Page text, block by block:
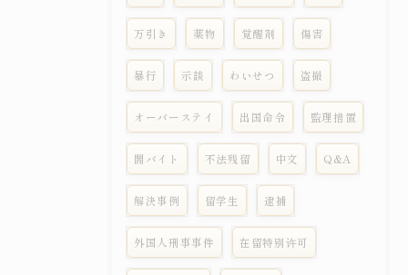
万引き 薬物 覚醒剤 傷害
暴行 示談 わいせつ 盗撮
オーバーステイ 出国命令 監理措置
闇バイト 不法残留 中文 Q&A
解決事例 留学生 逮捕
外国人刑事事件 在留特别许可